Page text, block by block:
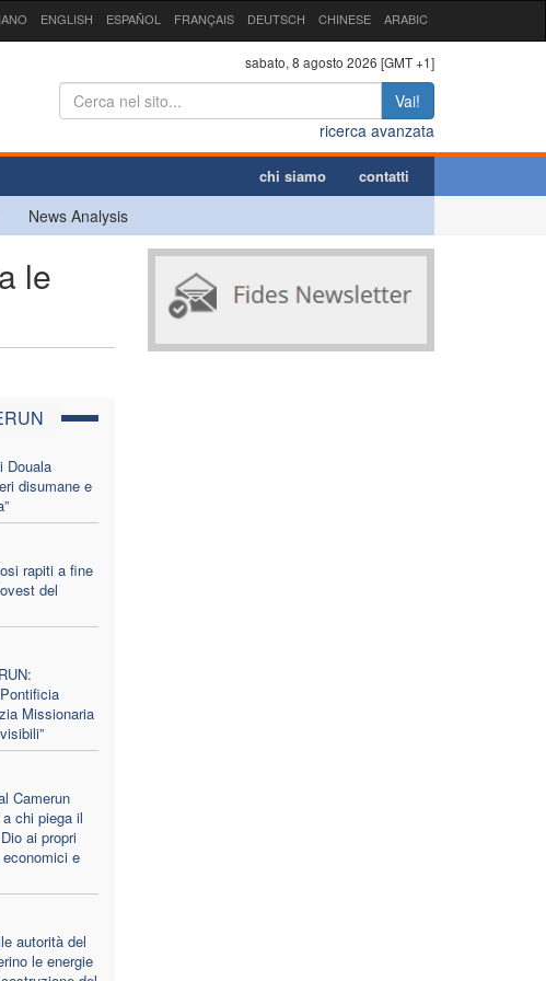
ENGLISH ESPAÑOL FRANÇAIS DEUTSCH CHINESE ARABIC
sabato, 8 agosto 2026 [GMT +1]
Vai!
ricerca avanzata
chi siamo contatti
News Analysis
le
Douala
disumane e
rapiti a fine
del
Missionaria
Camerun
chi piega il
ai propri
e
autorità del
le energie